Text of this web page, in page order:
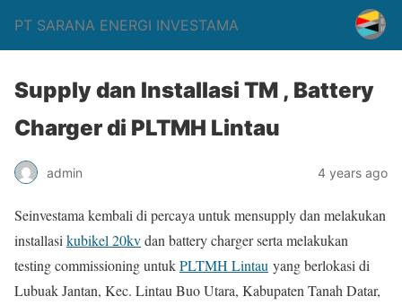
PT SARANA ENERGI INVESTAMA
Supply dan Installasi TM , Battery
Charger di PLTMH Lintau
admin 4 years ago
Seinvestama kembali di percaya untuk mensupply dan melakukan
installasi kubikel 20kvdan battery charger serta melakukan
testing commissioning untukPLTMH Lintau yang berlokasi di
Lubuak Jantan, Kec. Lintau Buo Utara, Kabupaten Tanah Datar,